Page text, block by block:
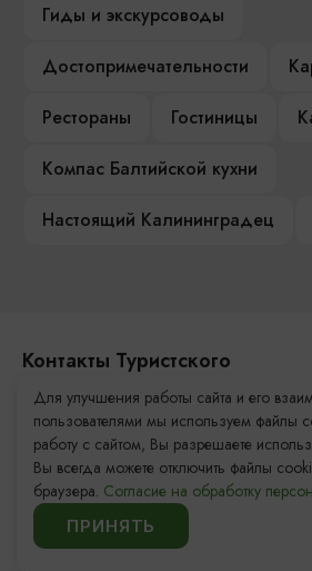
Гиды и экскурсоводы
Достопримечательности
Рестораны
Гостиницы
Компас Балтийской кухни
Настоящий Калининградец
Контакты Туристского
информационного центра
+7 (4012) 555-200
8 (800) 200-55-39
info@visit-kaliningrad.ru
Для улучшения работы сайта и его
пользователями мы используем файлы
работу с сайтом, Вы разрешаете
Вы всегда можете отключить файлы
браузера. Согласие на обработку
ПРИНЯТЬ